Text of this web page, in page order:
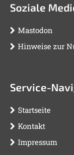
Soziale
Mastodon
Hinweise zur
Service-
Startseite
Kontakt
Impressum